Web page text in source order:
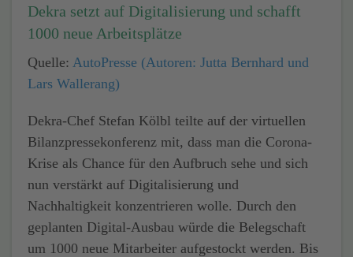
Dekra setzt auf Digitalisierung und schafft
1000 neue Arbeitsplätze
Quelle: AutoPresse (Autoren: Jutta Bernhard und
Lars Wallerang)
Dekra-Chef Stefan Kölbl teilte auf der virtuellen
Bilanzpressekonferenz mit, dass man die Corona-
Krise als Chance für den Aufbruch sehe und sich
nun verstärkt auf Digitalisierung und
Nachhaltigkeit konzentrieren wolle. Durch den
geplanten Digital-Ausbau würde die Belegschaft
um 1000 neue Mitarbeiter aufgestockt werden. Bis